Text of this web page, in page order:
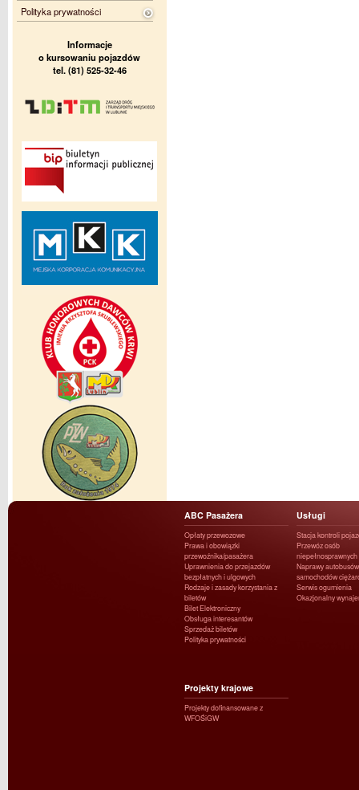
Polityka prywatności
Informacje
o kursowaniu pojazdów
tel. (81) 525-32-46
ABC Pasażera
Opłaty przewozowe
Prawa i obowiązki
przewoźnika/pasażera
Uprawnienia do przejazdów
bezpłatnych i ulgowych
Rodzaje i zasady korzystania z
biletów
Bilet Elektroniczny
Obsługa interesantów
Sprzedaż biletów
Polityka prywatności
Usługi
Stacja kontroli
Przewóz osób
niepełnosprawnych
Naprawy
samochodów
Serwis ogumienia
Okazjonalny
Projekty krajowe
Projekty dofinansowane z
WFOŚiGW